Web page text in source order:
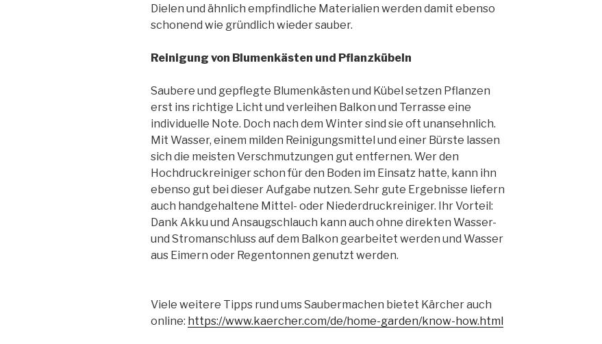
Dielen und ähnlich empfindliche Materialien werden damit ebenso
schonend wie gründlich wieder sauber.
Reinigung von Blumenkästen und Pflanzkübeln
Saubere und gepflegte Blumenkästen und Kübel setzen Pflanzen
erst ins richtige Licht und verleihen Balkon und Terrasse eine
individuelle Note. Doch nach dem Winter sind sie oft unansehnlich.
Mit Wasser, einem milden Reinigungsmittel und einer Bürste lassen
sich die meisten Verschmutzungen gut entfernen. Wer den
Hochdruckreiniger schon für den Boden im Einsatz hatte, kann ihn
ebenso gut bei dieser Aufgabe nutzen. Sehr gute Ergebnisse liefern
auch handgehaltene Mittel- oder Niederdruckreiniger. Ihr Vorteil:
Dank Akku und Ansaugschlauch kann auch ohne direkten Wasser-
und Stromanschluss auf dem Balkon gearbeitet werden und Wasser
aus Eimern oder Regentonnen genutzt werden.
Viele weitere Tipps rund ums Saubermachen bietet Kärcher auch
online: https://www.kaercher.com/de/home-garden/know-how.html